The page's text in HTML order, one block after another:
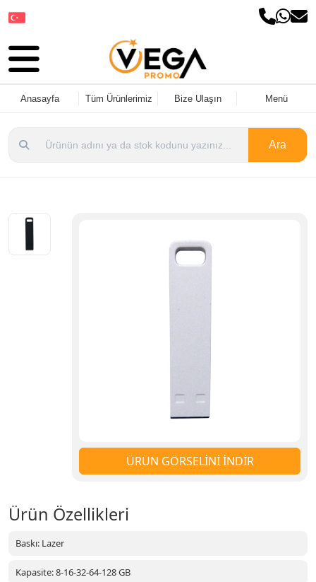
Anasayfa Tüm Ürünlerimiz Bize Ulaşın Menü
Ara
ÜRÜN GÖRSELİNİ İNDİR
Ürün Özellikleri
Baskı: Lazer
Kapasite: 8-16-32-64-128 GB